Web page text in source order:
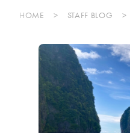
HOME STAFF BLOG